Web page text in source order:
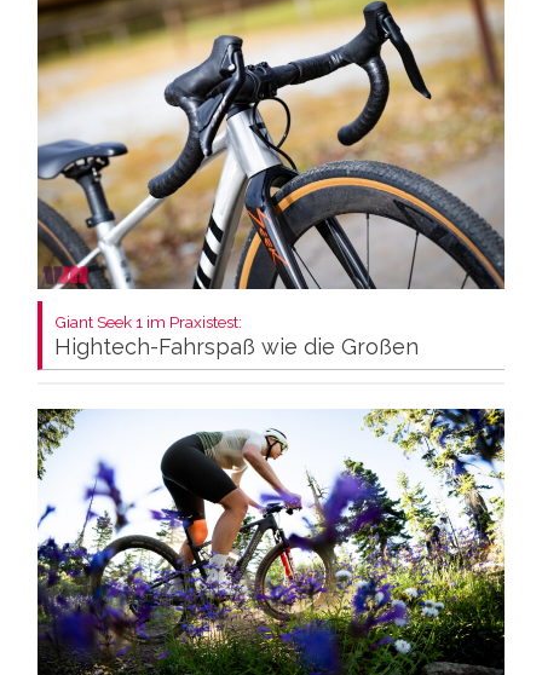
Giant Seek 1 im Praxistest:
Hightech-Fahrspaß wie die Großen